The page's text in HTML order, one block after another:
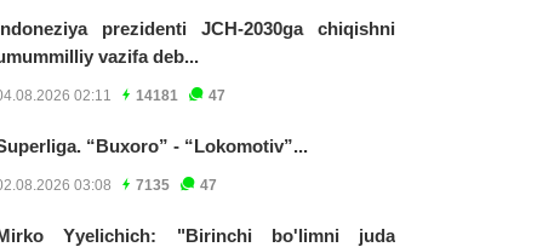
prezidenti JCH-2030ga chiqishni
vazifa deb...
02:11 14181 47
“Buxoro” - “Lokomotiv”...
03:08 7135 47
Yyelichich: "Birinchi bo'limni juda